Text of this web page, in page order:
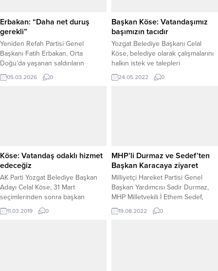
Erbakan: “Daha net duruş
gerekli”
Yeniden Refah Partisi Genel
Başkanı Fatih Erbakan, Orta
Doğu’da yaşanan saldırıların
uluslararası hukuk açısından ciddi
sorunlar barındırdığını belirterek,
iftar programına katılmak üzere
geldiği Yozgat’ta önce Belediye...
05.03.2026 0
Başkan Köse: Vatandaşımız
başımızın tacıdır
Yozgat Belediye Başkanı Celal
Köse, belediye olarak çalışmalarını
halkın istek ve talepleri
doğrultusunda sürdürdüklerini
belirterek, “Vatandaşımız başımızın
24.05.2022 0
Köse: Vatandaş odaklı hizmet
edeceğiz
AK Parti Yozgat Belediye Başkan
Adayı Celal Köse, 31 Mart
seçimlerinden sonra başkan
seçilmesi halinde vatandaş odaklı
hizmetleri ve projeleri hayata
11.03.2019 0
MHP’li Durmaz ve Sedef’ten
Başkan Karacaya ziyaret
Milliyetçi Hareket Partisi Genel
Başkan Yardımcısı Sadir Durmaz,
MHP Milletvekili İ Ethem Sedef,
Şefaatli Belediye Başkanı Müjdat
Karaca’yı makamında ziyaret
19.08.2022 0